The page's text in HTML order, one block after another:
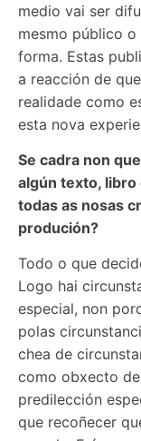
medio vai ser
mesmo público
forma. Estas
a reacción de
realidade como
esta nova
Se cadra non
algún texto,
todas as nosas
produción?
Todo o que
Logo hai
especial, non
polas
chea de
como obxecto
predilección
que recoñecer